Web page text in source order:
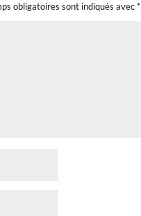
obligatoires sont indiqués avec*